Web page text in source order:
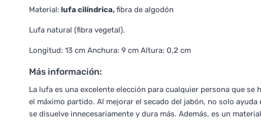
Material: lufa cilíndrica,fibra de algodón
Lufa natural (fibra vegetal).
Longitud: 13 cm Anchura: 9 cm Altura: 0,2 cm
Más información:
La lufa es una excelente elección para cualquier persona que
el máximo partido. Al mejorar el secado del jabón, no solo
se disuelve innecesariamente y dura más. Además, es un